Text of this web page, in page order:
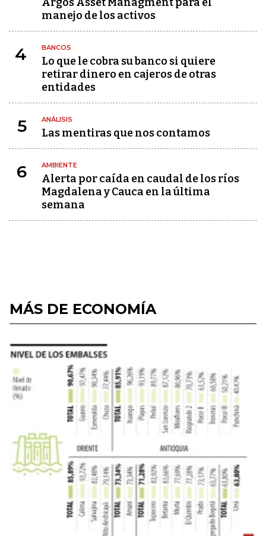
manejo de los activos
4 BANCOS
Lo que le cobra su banco si quiere
retirar dinero en cajeros de otras
entidades
5 ANÁLISIS
Las mentiras que nos contamos
6 AMBIENTE
Alerta por caída en caudal de los ríos
Magdalena y Cauca en la última
semana
MÁS DE ECONOMÍA